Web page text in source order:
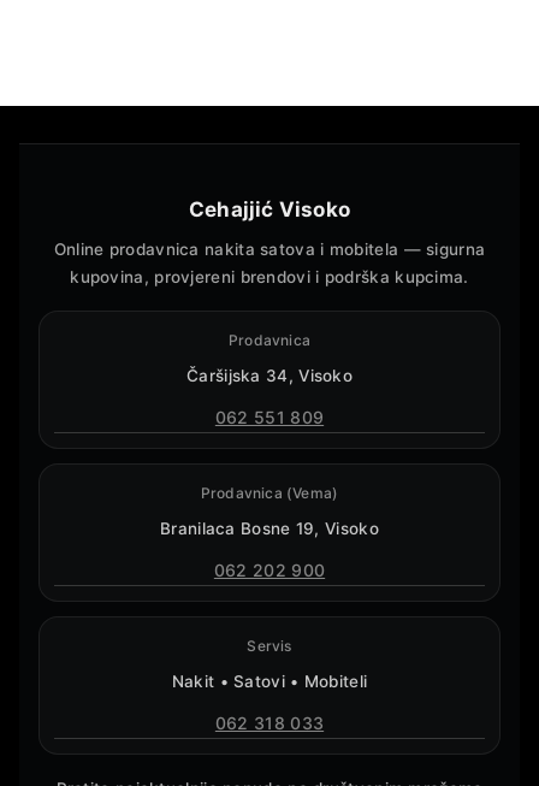
Cehajjić Visoko
Online prodavnica nakita satova i mobitela — sigurna
kupovina, provjereni brendovi i podrška kupcima.
Prodavnica
Čaršijska 34, Visoko
062 551 809
Prodavnica (Vema)
Branilaca Bosne 19, Visoko
062 202 900
Servis
Nakit • Satovi • Mobiteli
062 318 033